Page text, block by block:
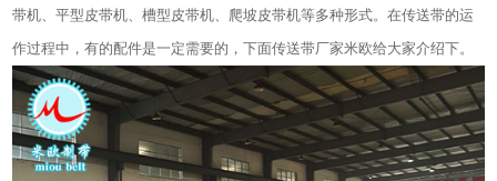
带机、平型皮带机、槽型皮带机、爬坡皮带机等多种形式。在传送带的运
作过程中，有的配件是一定需要的，下面传送带厂家米欧给大家介绍下。